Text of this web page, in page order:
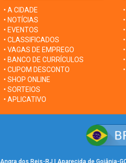
• A CIDADE
• NOTÍCIAS
• EVENTOS
• CLASSIFICADOS
• VAGAS DE EMPREGO
• BANCO DE CURRÍCULOS
• CUPOM DESCONTO
• SHOP ONLINE
• SORTEIOS
• APLICATIVO
Angra dos Reis-RJ | Aparecida de Goiânia-